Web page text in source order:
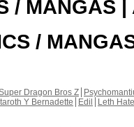
/ MANGAS |
/
Dragon Bros Z
Y Bernadette Edil
Leth Hate